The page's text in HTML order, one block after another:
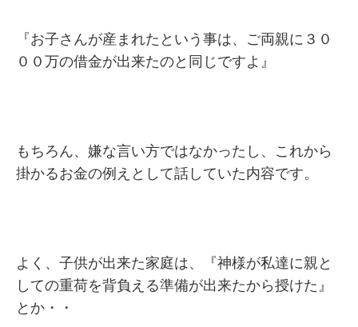
『お子さんが産まれたという事は、ご両親に３０
００万の借金が出来たのと同じですよ』
もちろん、嫌な言い方ではなかったし、これから
掛かるお金の例えとして話していた内容です。
よく、子供が出来た家庭は、『神様が私達に親と
しての重荷を背負える準備が出来たから授けた』
とか・・